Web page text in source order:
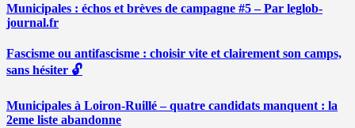
Municipales : échos et brèves de campagne #5 – Par leglob-
journal.fr
Fascisme ou antifascisme : choisir vite et clairement son camps,
sans hésiter 🔓
Municipales à Loiron-Ruillé – quatre candidats manquent : la
2eme liste abandonne